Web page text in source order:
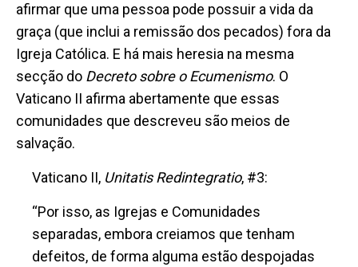
afirmar que uma pessoa pode possuir a vida da
graça (que inclui a remissão dos pecados) fora da
Igreja Católica. E há mais heresia na mesma
secção do Decreto sobre o Ecumenismo. O
Vaticano II afirma abertamente que essas
comunidades que descreveu são meios de
salvação.
Vaticano II, Unitatis Redintegratio, #3:
“Por isso, as Igrejas e Comunidades
separadas, embora creiamos que tenham
defeitos, de forma alguma estão despojadas